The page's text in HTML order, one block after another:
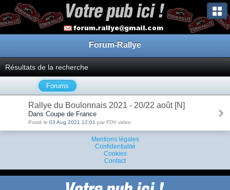
Forum-Rallye
Résultats de la recherche
Forums
Rallye du Boulonnais 2021 - 20/22 août [N]
Dans Coupe de France
Posté le 03 Aug 2021 12:01 par FDV video
Mentions légales
Confidentialité
Cookies
Contact